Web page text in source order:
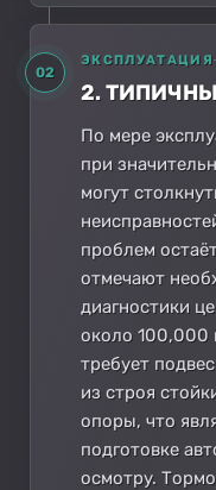
02
ЭКСПЛУАТАЦИЯ
2.
По мере
при
могут
проблем
отмечают
диагностики
около 100,000
требует
из строя
опоры, что
подготовке
осмотру.